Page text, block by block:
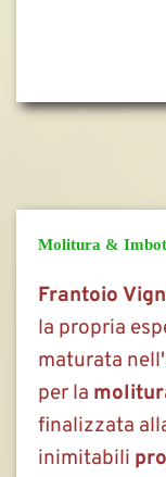
Molitura &
Frantoio
la propria
maturata
per la
finalizzata
inimitabili